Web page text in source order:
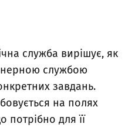
служба вирішує, як
службою
завдань.
на полях
потрібно для її